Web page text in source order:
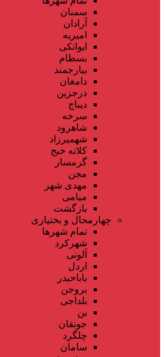
سمنان
آرادان
امیریه
ایوانکی
بسطام
بیارجمند
دامغان
درجزین
دیباج
سرخه
شاهرود
شهمیرزاد
کلاته خیج
گرمسار
مجن
مهدی شهر
میامی
بازگشت
چهارمحال و بختیاری
تمام شهر‌ها
شهرکرد
آلونی
اردل
باباحیدر
بروجن
بلداجی
بن
جونقان
چلگرد
سامان